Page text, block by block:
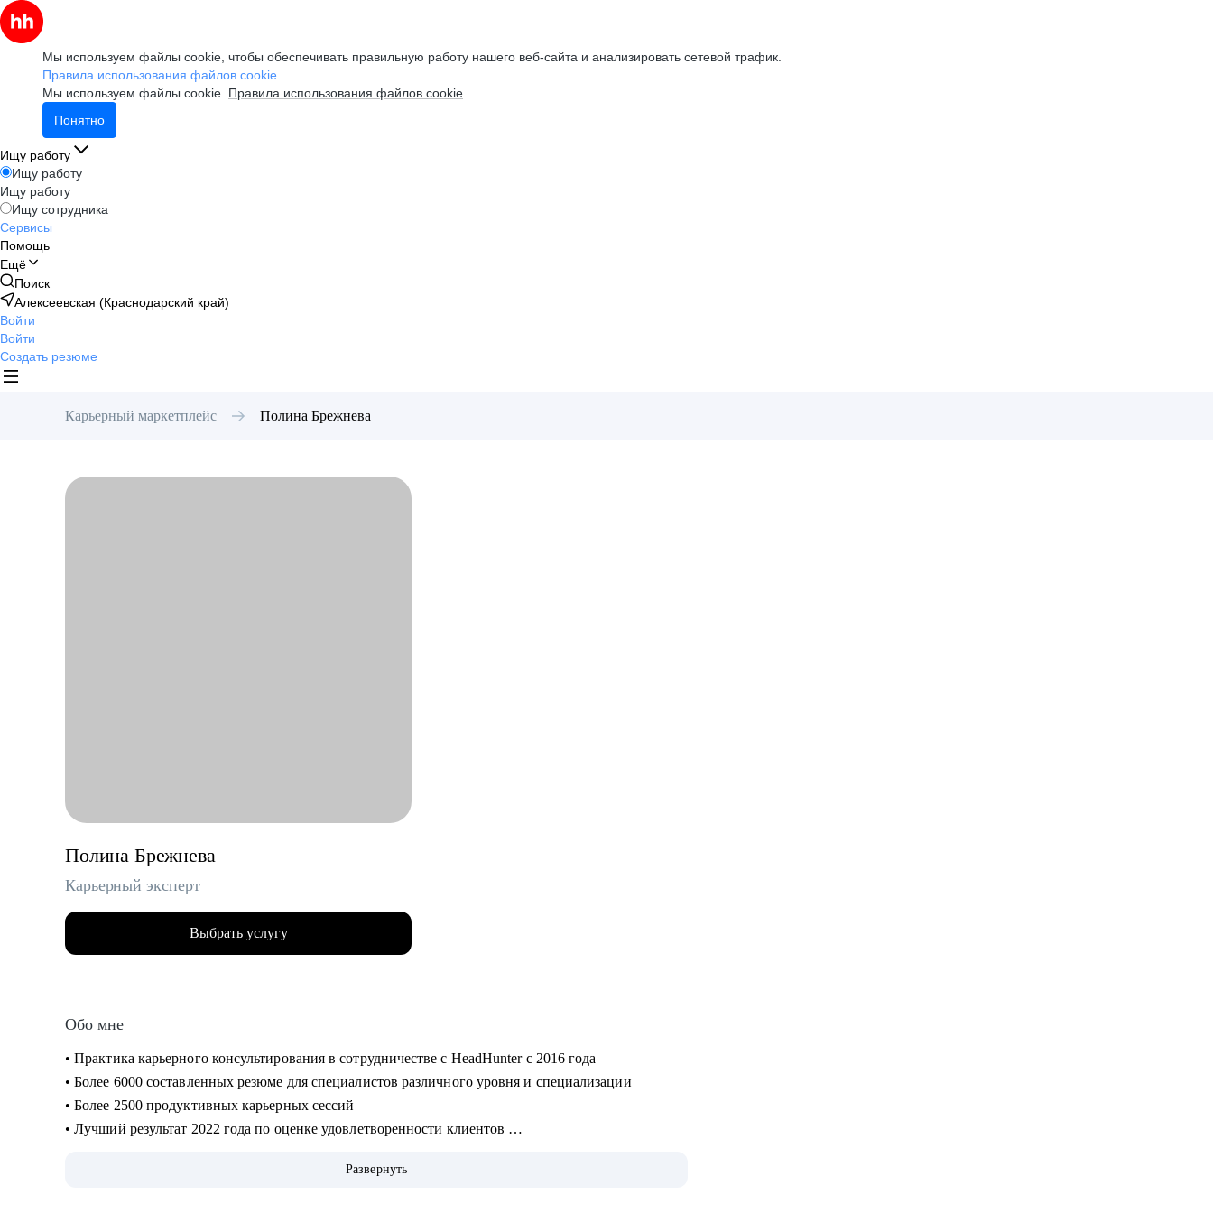
Мы используем файлы cookie, чтобы обеспечивать правильную работу нашего веб-сайта и анализировать сетевой трафик.
Правила использования файлов cookie
Мы используем файлы cookie. Правила использования файлов cookie
Понятно
Ищу работу
Ищу работу
Ищу работу
Ищу сотрудника
Сервисы
Помощь
Ещё
Поиск
Алексеевская (Краснодарский край)
Войти
Войти
Создать резюме
Карьерный маркетплейс Полина Брежнева
Полина Брежнева
Карьерный эксперт
Выбрать услугу
Обо мне
• Практика карьерного консультирования в сотрудничестве с HeadHunter с 2016 года
• Более 6000 составленных резюме для специалистов различного уровня и специализации
• Более 2500 продуктивных карьерных сессий
• Лучший результат 2022 года по оценке удовлетворенности клиентов
Развернуть